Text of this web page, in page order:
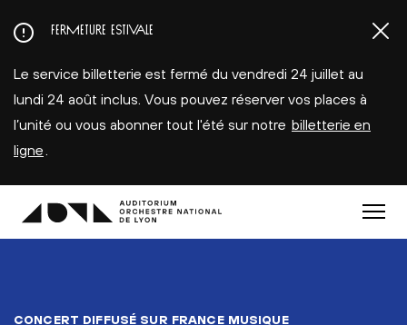
au
principal
FERMETURE ESTIVALE
Le service billetterie est fermé du vendredi 24 juillet au
lundi 24 août inclus. Vous pouvez réserver vos places à
l’unité ou vous abonner tout l'été sur notre billetterie en
ligne
Menu
CONCERT DIFFUSÉ SUR FRANCE MUSIQUE